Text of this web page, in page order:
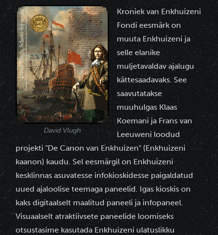
David Vlugh
Kroniek van Enkhuizeni
Fondi eesmärk on
muuta Enkhuizeni ja
selle elanike
muljetavaldav ajalugu
kättesaadavaks. See
saavutatakse
muuhulgas Klaas
Koemani ja Frans van
Leeuweni loodud
projekti "De Canon van Enkhuizen" (Enkhuizeni
kaanon) kaudu. Sel eesmärgil on Enkhuizeni
kesklinnas asuvatesse infokioskidesse paigaldatud
uued ajaloolise teemaga paneelid. Igas kioskis on
kaks digitaalselt maalitud paneeli ja infopaneel.
Visuaalselt atraktiivsete paneelide loomiseks
otsustasime kasutada Enkhuizeni ulatuslikku